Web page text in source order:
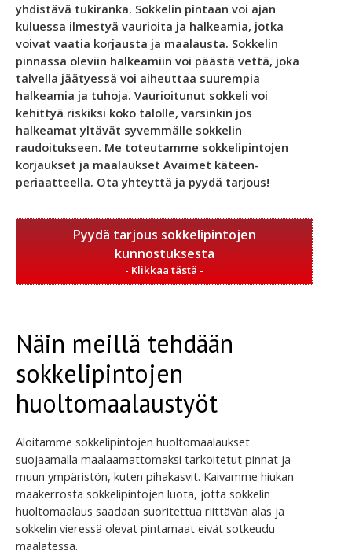
yhdistävä tukiranka. Sokkelin pintaan voi ajan
kuluessa ilmestyä vaurioita ja halkeamia, jotka
voivat vaatia korjausta ja maalausta. Sokkelin
pinnassa oleviin halkeamiin voi päästä vettä, joka
talvella jäätyessä voi aiheuttaa suurempia
halkeamia ja tuhoja. Vaurioitunut sokkeli voi
kehittyä riskiksi koko talolle, varsinkin jos
halkeamat yltävät syvemmälle sokkelin
raudoitukseen. Me toteutamme sokkelipintojen
korjaukset ja maalaukset Avaimet käteen-
periaatteella. Ota yhteyttä ja pyydä tarjous!
Pyydä tarjous sokkelipintojen
kunnostuksesta
Näin meillä tehdään
sokkelipintojen
huoltomaalaustyöt
Aloitamme sokkelipintojen huoltomaalaukset
suojaamalla maalaamattomaksi tarkoitetut pinnat ja
muun ympäristön, kuten pihakasvit. Kaivamme hiukan
maakerrosta sokkelipintojen luota, jotta sokkelin
huoltomaalaus saadaan suoritettua riittävän alas ja
sokkelin vieressä olevat pintamaat eivät sotkeudu
maalatessa.